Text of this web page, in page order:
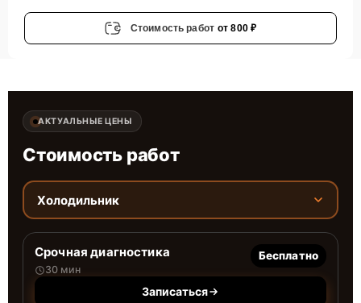
Стоимость работ от 800 ₽
АКТУАЛЬНЫЕ ЦЕНЫ
Стоимость работ
Холодильник
Срочная диагностика
30 мин
Бесплатно
Записаться